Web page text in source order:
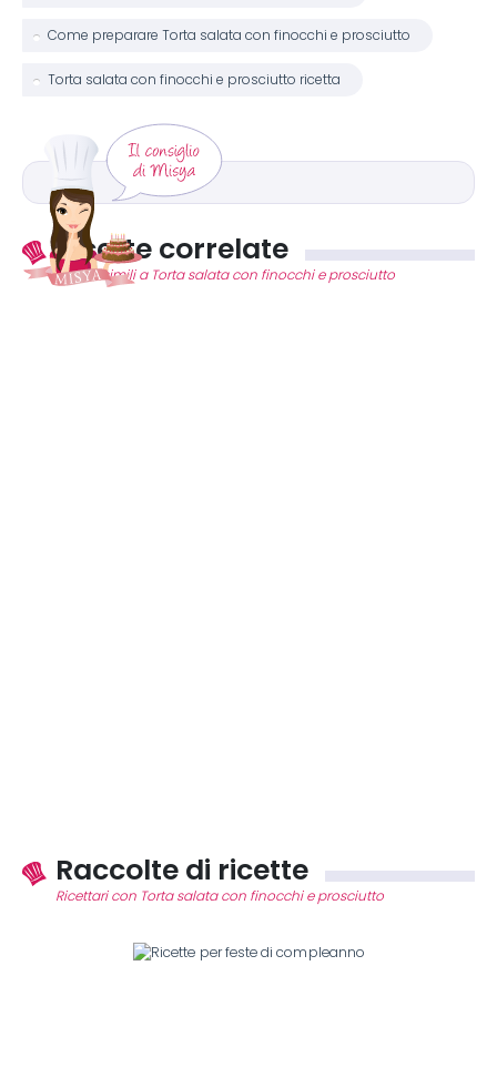
Come preparare Torta salata con finocchi e prosciutto
Torta salata con finocchi e prosciutto ricetta
Ricette correlate
Ricette simili a Torta salata con finocchi e prosciutto
Raccolte di ricette
Ricettari con Torta salata con finocchi e prosciutto